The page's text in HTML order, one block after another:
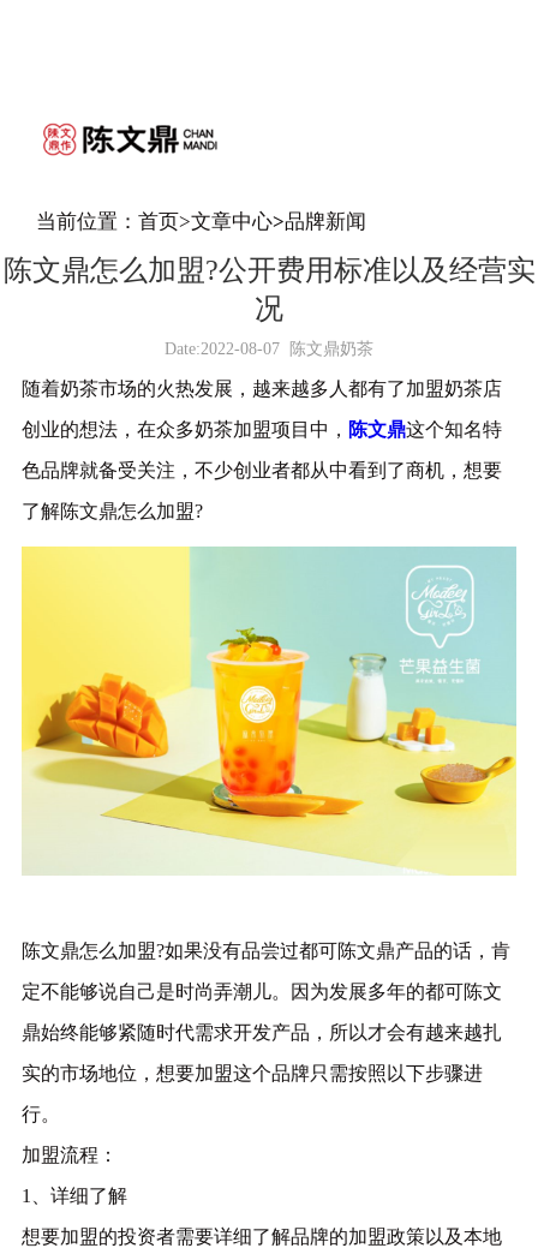
当前位置： 首页>文章中心>品牌新闻
陈文鼎怎么加盟?公开费用标准以及经营实
况
Date:2022-08-07 陈文鼎奶茶
随着奶茶市场的火热发展，越来越多人都有了加盟奶茶店
创业的想法，在众多奶茶加盟项目中， 陈文鼎这个知名特
色品牌就备受关注，不少创业者都从中看到了商机，想要
了解陈文鼎怎么加盟?
陈文鼎怎么加盟?如果没有品尝过都可陈文鼎产品的话，肯
定不能够说自己是时尚弄潮儿。因为发展多年的都可陈文
鼎始终能够紧随时代需求开发产品，所以才会有越来越扎
实的市场地位，想要加盟这个品牌只需按照以下步骤进
行。
加盟流程：
1、详细了解
想要加盟的投资者需要详细了解品牌的加盟政策以及本地